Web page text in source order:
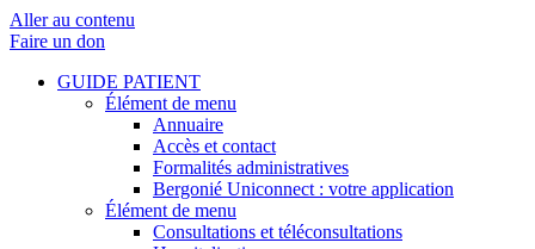
Aller au contenu
Faire un don
GUIDE PATIENT
Élément de menu
Annuaire
Accès et contact
Formalités administratives
Bergonié Uniconnect : votre application
Élément de menu
Consultations et téléconsultations